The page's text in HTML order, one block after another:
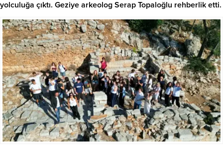
yolculuğa çıktı. Geziye arkeolog Serap Topaloğlu rehberlik etti.